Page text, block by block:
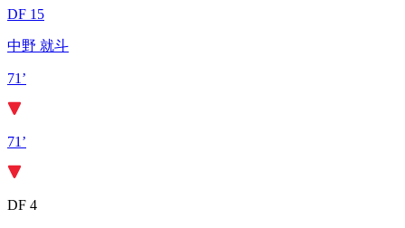
DF 15
中野 就斗
71’
71’
DF 4